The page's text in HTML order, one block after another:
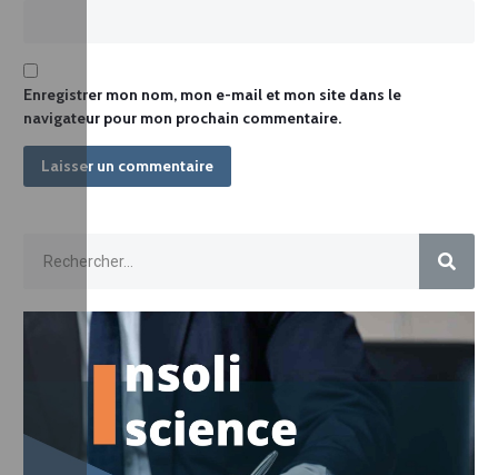
Enregistrer mon nom, mon e-mail et mon site dans le
navigateur pour mon prochain commentaire.